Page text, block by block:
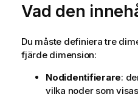
Vad den
Du måste definiera tre
fjärde dimension:
Nodidentifierare:
vilka noder som